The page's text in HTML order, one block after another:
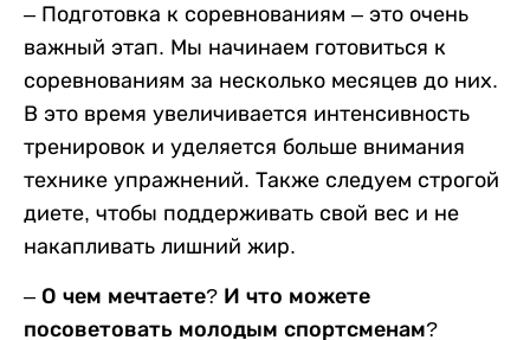
– Подготовка к соревнованиям – это очень
важный этап. Мы начинаем готовиться к
соревнованиям за несколько месяцев до них.
В это время увеличивается интенсивность
тренировок и уделяется больше внимания
технике упражнений. Также следуем строгой
диете, чтобы поддерживать свой вес и не
накапливать лишний жир.
– О чем мечтаете? И что можете
посоветовать молодым спортсменам?